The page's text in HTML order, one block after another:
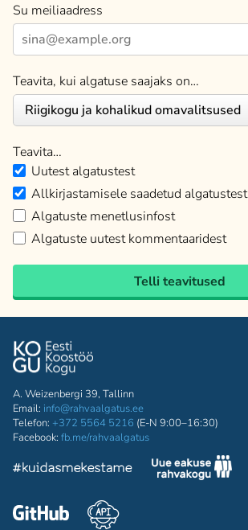
Su meiliaadress
Teavita, kui algatuse saajaks on…
Teavita…
Uutest algatustest
Allkirjastamisele saadetud algatustest
Algatuste menetlusinfost
Algatuste uutest kommentaaridest
Telli teavitused
A. Weizenbergi 39, Tallinn
Email: info@rahvaalgatus.ee
Telefon: +372 5564 5216 (E-N 9:00–16:30)
Facebook: fb.me/rahvaalgatus